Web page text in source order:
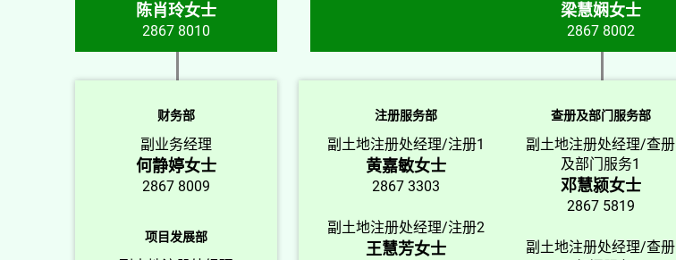
陈肖玲女士
2867 8010
财务部
副业务经理
何静婷女士
2867 8009
项目发展部
梁慧娴女士
2867 8002
注册服务部
副土地注册处经理/注册1
黄嘉敏女士
2867 3303
副土地注册处经理/注册2
王慧芳女士
查册及部门服务部
副土地注册处经理/查册
及部门服务1
邓慧颍女士
2867 5819
副土地注册处经理/查册